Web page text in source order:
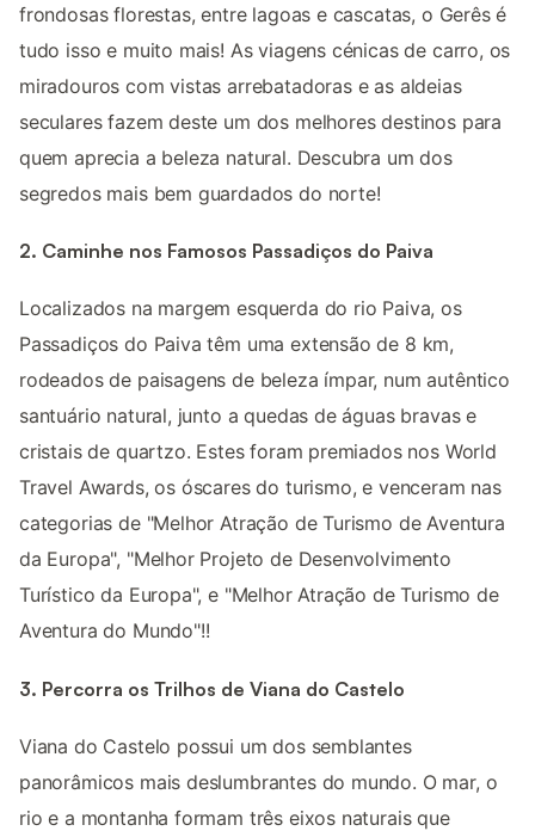
frondosas florestas, entre lagoas e cascatas, o Gerês é
tudo isso e muito mais! As viagens cénicas de carro, os
miradouros com vistas arrebatadoras e as aldeias
seculares fazem deste um dos melhores destinos para
quem aprecia a beleza natural. Descubra um dos
segredos mais bem guardados do norte!
2. Caminhe nos Famosos Passadiços do Paiva
Localizados na margem esquerda do rio Paiva, os
Passadiços do Paiva têm uma extensão de 8 km,
rodeados de paisagens de beleza ímpar, num autêntico
santuário natural, junto a quedas de águas bravas e
cristais de quartzo. Estes foram premiados nos World
Travel Awards, os óscares do turismo, e venceram nas
categorias de "Melhor Atração de Turismo de Aventura
da Europa", "Melhor Projeto de Desenvolvimento
Turístico da Europa", e "Melhor Atração de Turismo de
Aventura do Mundo"!!
3. Percorra os Trilhos de Viana do Castelo
Viana do Castelo possui um dos semblantes
panorâmicos mais deslumbrantes do mundo. O mar, o
rio e a montanha formam três eixos naturais que